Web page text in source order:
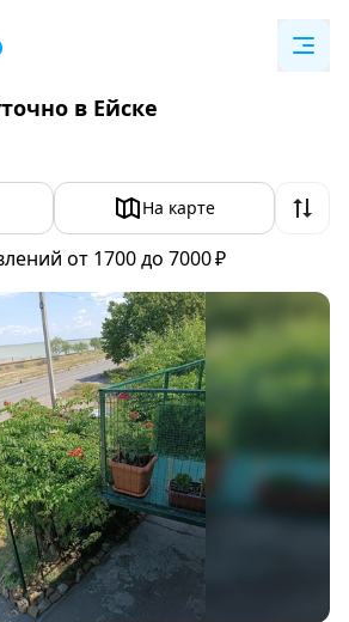
в Ейске
На карте
от 1700 до 7000 ₽